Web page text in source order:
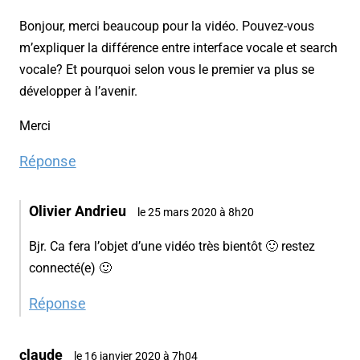
Bonjour, merci beaucoup pour la vidéo. Pouvez-vous
m’expliquer la différence entre interface vocale et search
vocale? Et pourquoi selon vous le premier va plus se
développer à l’avenir.
Merci
Réponse
Olivier Andrieu le 25 mars 2020 à 8h20
Bjr. Ca fera l’objet d’une vidéo très bientôt 🙂 restez
connecté(e) 🙂
Réponse
claude le 16 janvier 2020 à 7h04